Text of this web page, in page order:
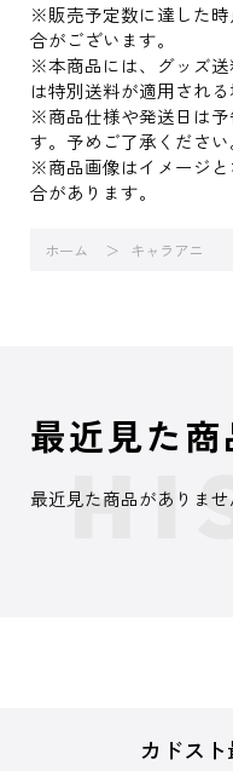
※販売予定数に達した
合がございます。
※本商品には、グッズ
は特別送料が適用される
※商品仕様や発送日は
す。予めご了承ください
※商品画像はイメージ
合があります。
ホーム キャラアニ
最近見た商
最近見た商品がありませ
カドス